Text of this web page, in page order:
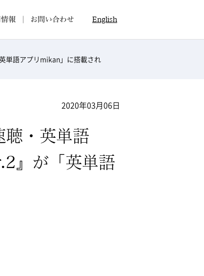
報 お問い合わせ English
単語アプリmikan」に搭載され
2020年03月06日
聴・英単語
』が「英単語